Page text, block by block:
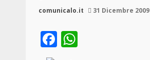
comunicalo.it 31 Dicembre 2009
Facebook